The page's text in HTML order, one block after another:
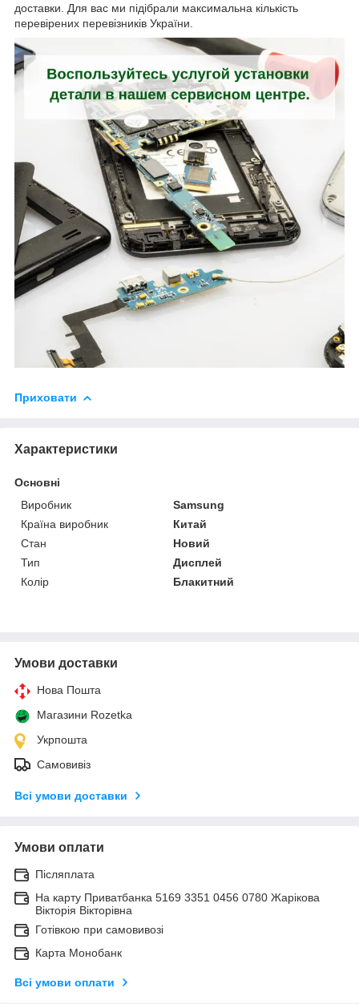
доставки. Для вас ми підібрали максимальна кількість
перевірених перевізників України.
Приховати
Характеристики
Основні
Виробник
Samsung
Країна виробник
Китай
Стан
Новий
Тип
Дисплей
Колір
Блакитний
Умови доставки
Нова Пошта
Магазини Rozetka
Укрпошта
Самовивіз
Всі умови доставки
Умови оплати
Післяплата
На карту Приватбанка 5169 3351 0456 0780 Жарікова
Вікторія Вікторівна
Готівкою при самовивозі
Карта Монобанк
Всі умови оплати